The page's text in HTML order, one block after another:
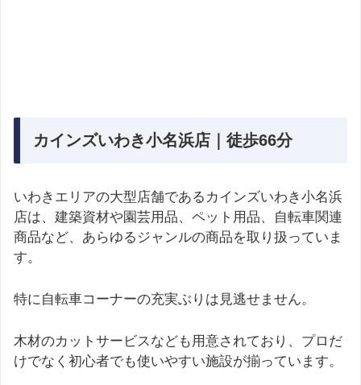
カインズいわき小名浜店｜徒歩66分
いわきエリアの大型店舗であるカインズいわき小名浜
店は、建築資材や園芸用品、ペット用品、自転車関連
商品など、あらゆるジャンルの商品を取り扱っていま
す。
特に自転車コーナーの充実ぶりは見逃せません。
木材のカットサービスなども用意されており、プロだ
けでなく初心者でも使いやすい施設が揃っています。